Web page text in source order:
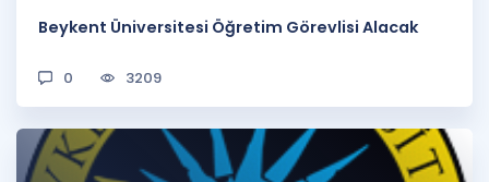
Beykent Üniversitesi Öğretim Görevlisi Alacak
0 3209